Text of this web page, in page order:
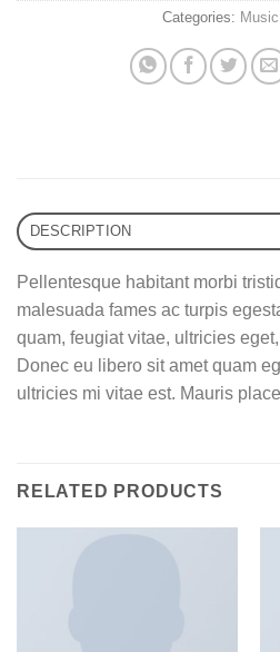
Categories: Music
DESCRIPTION
Pellentesque habitant morbi
malesuada fames ac turpis
quam, feugiat vitae, ultricies
Donec eu libero sit amet quam
ultricies mi vitae est. Mauris
RELATED PRODUCTS